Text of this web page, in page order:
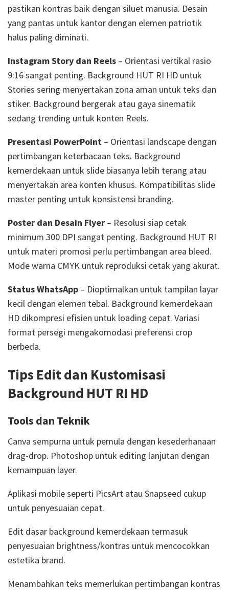
pastikan kontras baik dengan siluet manusia. Desain
yang pantas untuk kantor dengan elemen patriotik
halus paling diminati.
Instagram Story dan Reels – Orientasi vertikal rasio
9:16 sangat penting. Background HUT RI HD untuk
Stories sering menyertakan zona aman untuk teks dan
stiker. Background bergerak atau gaya sinematik
sedang trending untuk konten Reels.
Presentasi PowerPoint – Orientasi landscape dengan
pertimbangan keterbacaan teks. Background
kemerdekaan untuk slide biasanya lebih terang atau
menyertakan area konten khusus. Kompatibilitas slide
master penting untuk konsistensi branding.
Poster dan Desain Flyer – Resolusi siap cetak
minimum 300 DPI sangat penting. Background HUT RI
untuk materi promosi perlu pertimbangan area bleed.
Mode warna CMYK untuk reproduksi cetak yang akurat.
Status WhatsApp – Dioptimalkan untuk tampilan layar
kecil dengan elemen tebal. Background kemerdekaan
HD dikompresi efisien untuk loading cepat. Variasi
format persegi mengakomodasi preferensi crop
berbeda.
Tips Edit dan Kustomisasi
Background HUT RI HD
Tools dan Teknik
Canva sempurna untuk pemula dengan kesederhanaan
drag-drop. Photoshop untuk editing lanjutan dengan
kemampuan layer.
Aplikasi mobile seperti PicsArt atau Snapseed cukup
untuk penyesuaian cepat.
Edit dasar background kemerdekaan termasuk
penyesuaian brightness/kontras untuk mencocokkan
estetika brand.
Menambahkan teks memerlukan pertimbangan kontras